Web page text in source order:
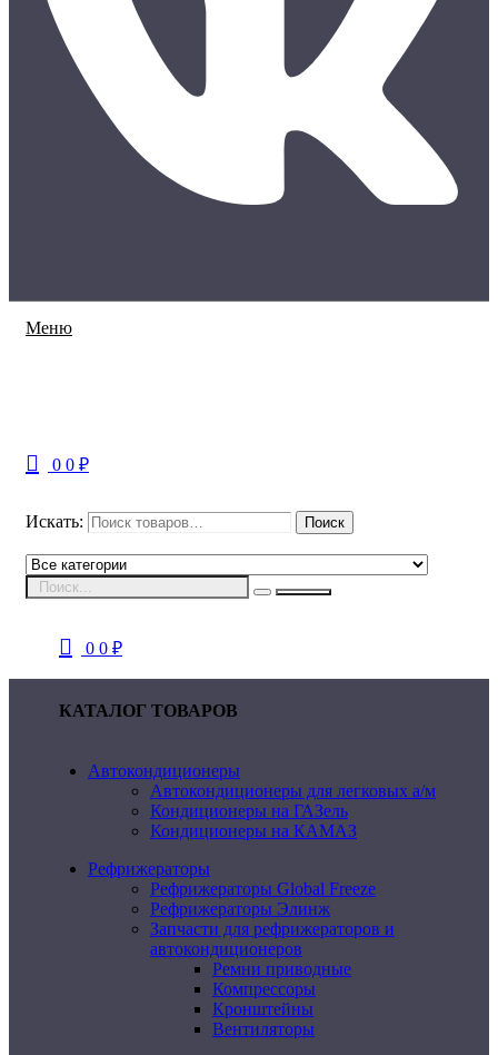
Меню
0 0 ₽
Искать: Поиск
0 0 ₽
КАТАЛОГ ТОВАРОВ
Автокондиционеры
Автокондиционеры для легковых а/м
Кондиционеры на ГАЗель
Кондиционеры на КАМАЗ
Рефрижераторы
Рефрижераторы Global Freeze
Рефрижераторы Элинж
Запчасти для рефрижераторов и
автокондиционеров
Ремни приводные
Компрессоры
Кронштейны
Вентиляторы